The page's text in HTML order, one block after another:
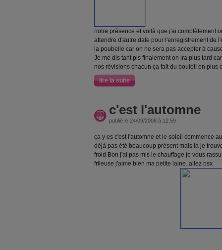
notre présence et voilà que j'ai complètement
attendre d'autre date pour l'enregistrement de
la poubelle car on ne sera pas accepter à
Je me dis tant pis finalement on ira plus tard
nos révisions chacun ça fait du boulot! en plus
lire la suite
c'est l'automne
publié le 24/09/2008 à 12:59
ça y es c'est l'automne et le soleil commence
déjà pas été beaucoup présent mais là je
froid.Bon j'ai pas mis le chauffage je vous
frileuse j'aime bien ma petite laine. allez bsx